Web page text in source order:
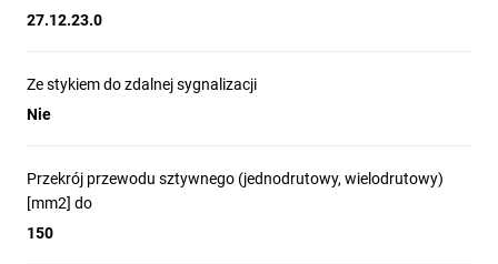
27.12.23.0
Ze stykiem do zdalnej sygnalizacji
Nie
Przekrój przewodu sztywnego (jednodrutowy, wielodrutowy)
[mm2] do
150